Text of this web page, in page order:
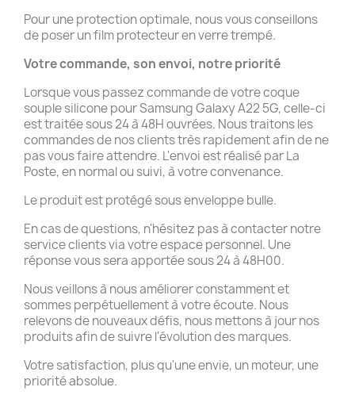
Pour une protection optimale, nous vous conseillons
de poser un film protecteur en verre trempé.
Votre commande, son envoi, notre priorité
Lorsque vous passez commande de votre coque
souple silicone pour Samsung Galaxy A22 5G, celle-ci
est traitée sous 24 à 48H ouvrées. Nous traitons les
commandes de nos clients très rapidement afin de ne
pas vous faire attendre. L'envoi est réalisé par La
Poste, en normal ou suivi, à votre convenance.
Le produit est protégé sous enveloppe bulle.
En cas de questions, n'hésitez pas à contacter notre
service clients via votre espace personnel. Une
réponse vous sera apportée sous 24 à 48H00.
Nous veillons à nous améliorer constamment et
sommes perpétuellement à votre écoute. Nous
relevons de nouveaux défis, nous mettons à jour nos
produits afin de suivre l'évolution des marques.
Votre satisfaction, plus qu'une envie, un moteur, une
priorité absolue.